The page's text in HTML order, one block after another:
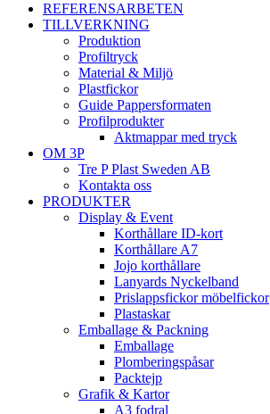
REFERENSARBETEN
TILLVERKNING
Produktion
Profiltryck
Material & Miljö
Plastfickor
Guide Pappersformaten
Profilprodukter
Aktmappar med tryck
OM 3P
Tre P Plast Sweden AB
Kontakta oss
PRODUKTER
Display & Event
Korthållare ID-kort
Korthållare A7
Jojo korthållare
Lanyards Nyckelband
Prislappsfickor möbelfickor
Plastaskar
Emballage & Packning
Emballage
Plomberingspåsar
Packtejp
Grafik & Kartor
A3 fodral